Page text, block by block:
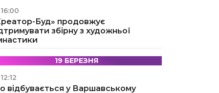
16:00
Буд» продовжує
збірну з художньої
19 БЕРЕЗНЯ
12:12
відбувається у Варшавському